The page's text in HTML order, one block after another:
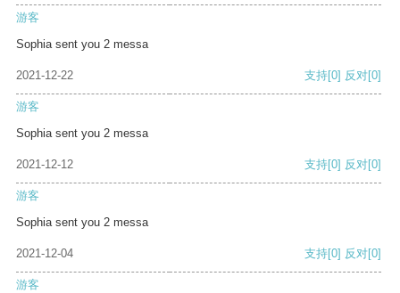
游客
Sophia sent you 2 messa
2021-12-22 支持[0] 反对[0]
游客
Sophia sent you 2 messa
2021-12-12 支持[0] 反对[0]
游客
Sophia sent you 2 messa
2021-12-04 支持[0] 反对[0]
游客